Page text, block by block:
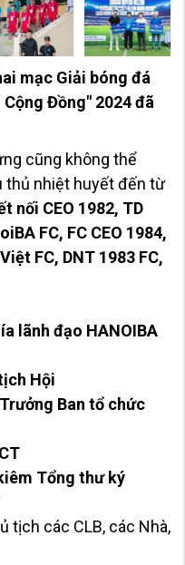
mạc Giải bóng đá
Đồng" 2024đã
cũng không thể
thủ nhiệt huyết đến từ
nối CEO 1982, TD
FC, FC CEO 1984,
FC, DNT 1983 FC,
lãnh đạo HANOIBA
Hội
Ban tổ chức
Tổng thư ký
tịch các CLB, các Nhà,